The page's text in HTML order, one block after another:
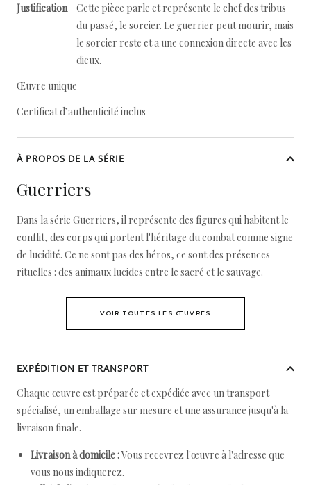
Justification
Cette pièce parle et représente le chef des tribus
du passé, le sorcier. Le guerrier peut mourir, mais
le sorcier reste et a une connexion directe avec les
dieux.
Œuvre unique
Certificat d’authenticité inclus
À PROPOS DE LA SÉRIE
Guerriers
Dans la série Guerriers, il représente des figures qui habitent le
conflit, des corps qui portent l'héritage du combat comme signe
de lucidité. Ce ne sont pas des héros, ce sont des présences
rituelles : des animaux lucides entre le sacré et le sauvage.
VOIR TOUTES LES ŒUVRES
EXPÉDITION ET TRANSPORT
Chaque œuvre est préparée et expédiée avec un transport
spécialisé, un emballage sur mesure et une assurance jusqu'à la
livraison finale.
Livraison à domicile :Vous recevrez l'œuvre à l'adresse que
vous nous indiquerez.